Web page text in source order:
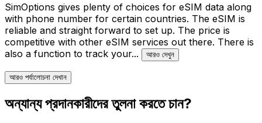
SimOptions gives plenty of choices for eSIM data along
with phone number for certain countries. The eSIM is
reliable and straight forward to set up. The price is
competitive with other eSIM services out there. There is
also a function to track your... আরও দেখুন
আরও পর্যালোচনা দেখান
অন্যান্য প্রদানকারীদের তুলনা করতে চান?